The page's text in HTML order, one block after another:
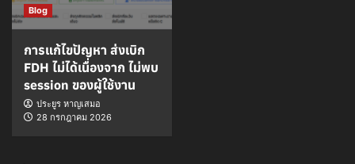
Blog
การแก้ไขปัญหา ส่งเบิก
FDH ไม่ได้เนื่องจาก ไม่พบ
session ของผู้ใช้งาน
ประยูร หาญเสมอ
28 กรกฎาคม 2026